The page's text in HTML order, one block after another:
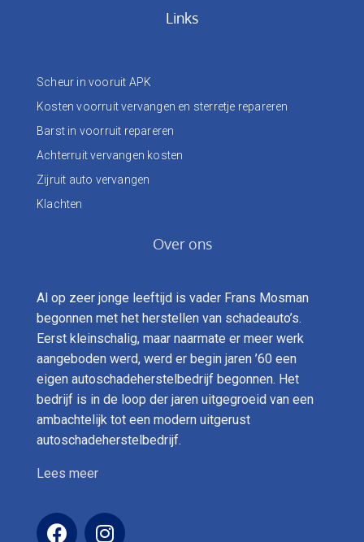
Links
Scheur in vooruit APK
Kosten voorruit vervangen en sterretje repareren
Barst in voorruit repareren
Achterruit vervangen kosten
Zijruit auto vervangen
Klachten
Over ons
Al op zeer jonge leeftijd is vader Frans Mosman
begonnen met het herstellen van schadeauto’s.
Eerst kleinschalig, maar naarmate er meer werk
aangeboden werd, werd er begin jaren ’60 een
eigen autoschadeherstelbedrijf begonnen. Het
bedrijf is in de loop der jaren uitgegroeid van een
ambachtelijk tot een modern uitgerust
autoschadeherstelbedrijf.
Lees meer